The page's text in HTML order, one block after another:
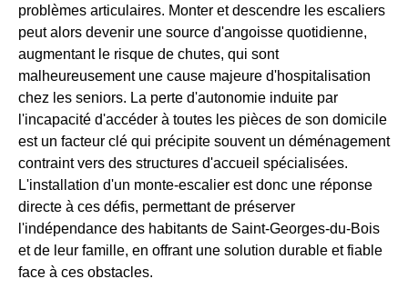
problèmes articulaires. Monter et descendre les escaliers
peut alors devenir une source d'angoisse quotidienne,
augmentant le risque de chutes, qui sont
malheureusement une cause majeure d'hospitalisation
chez les seniors. La perte d'autonomie induite par
l'incapacité d'accéder à toutes les pièces de son domicile
est un facteur clé qui précipite souvent un déménagement
contraint vers des structures d'accueil spécialisées.
L'installation d'un monte-escalier est donc une réponse
directe à ces défis, permettant de préserver
l'indépendance des habitants de Saint-Georges-du-Bois
et de leur famille, en offrant une solution durable et fiable
face à ces obstacles.